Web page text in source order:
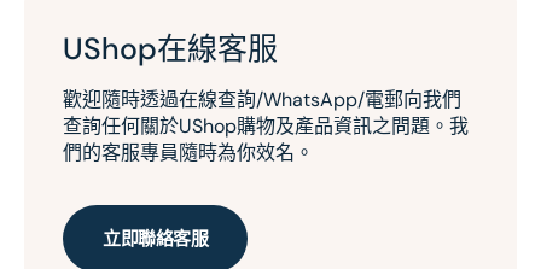
UShop在線客服
歡迎隨時透過在線查詢/WhatsApp/電郵向我們
查詢任何關於UShop購物及產品資訊之問題。我
們的客服專員隨時為你效名。
立即聯絡客服